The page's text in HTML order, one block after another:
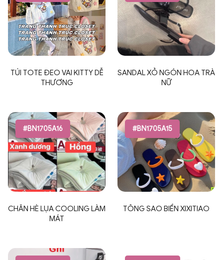
TÚI TOTE ĐEO VAI KITTY DỄ
THƯƠNG
SANDAL XỎ NGÓN HOA TRÀ
NỮ
#BN1705A16
CHĂN HÈ LỤA COOLING LÀM
MÁT
#BN1705A15
TÔNG SAO BIỂN XIXITIAO